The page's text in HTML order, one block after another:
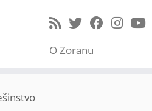
O Zoranu